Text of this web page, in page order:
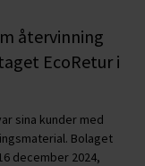
återvinning
EcoRetur i
sina kunder med
Bolaget
december 2024,